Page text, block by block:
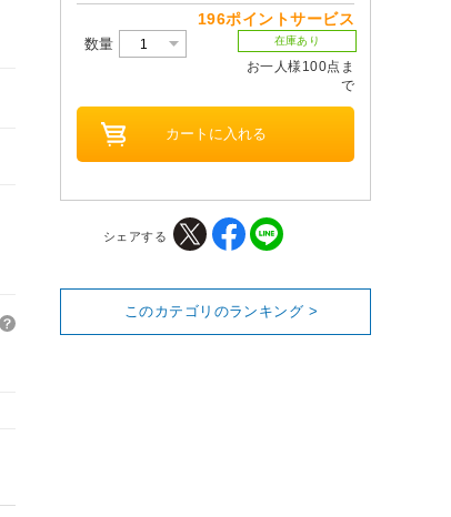
196ポイントサービス
数量 在庫あり
お一人様100点ま
で
シェアする
このカテゴリのランキング >